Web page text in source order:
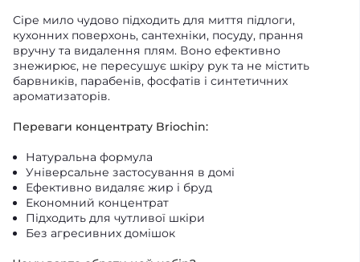
Сіре мило чудово підходить для миття підлоги,
кухонних поверхонь, сантехніки, посуду, прання
вручну та видалення плям. Воно ефективно
знежирює, не пересушує шкіру рук та не містить
барвників, парабенів, фосфатів і синтетичних
ароматизаторів.
Переваги концентрату Briochin:
Натуральна формула
Універсальне застосування в домі
Ефективно видаляє жир і бруд
Економний концентрат
Підходить для чутливої шкіри
Без агресивних домішок